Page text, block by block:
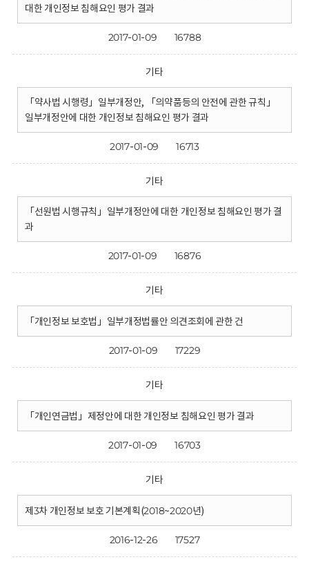
대한 개인정보 침해요인 평가 결과
2017-01-09 16788
기타
「약사법 시행령」일부개정안, 「의약품등의 안전에 관한 규칙」
일부개정안에 대한 개인정보 침해요인 평가 결과
2017-01-09 16713
기타
「선원법 시행규칙」일부개정안에 대한 개인정보 침해요인 평가 결
과
2017-01-09 16876
기타
「개인정보 보호법」일부개정법률안 의견조회에 관한 건
2017-01-09 17229
기타
「개인연금법」제정안에 대한 개인정보 침해요인 평가 결과
2017-01-09 16703
기타
제3차 개인정보 보호 기본계획(2018~2020년)
2016-12-26 17527